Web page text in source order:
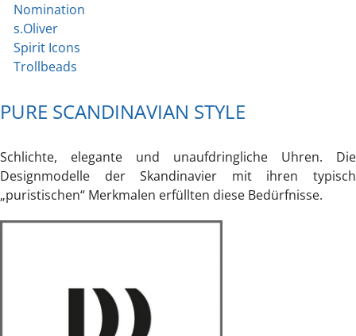
Nomination
s.Oliver
Spirit Icons
Trollbeads
PURE SCANDINAVIAN STYLE
Schlichte, elegante und unaufdringliche Uhren. Die
Designmodelle der Skandinavier mit ihren typisch
„puristischen“ Merkmalen erfüllten diese Bedürfnisse.